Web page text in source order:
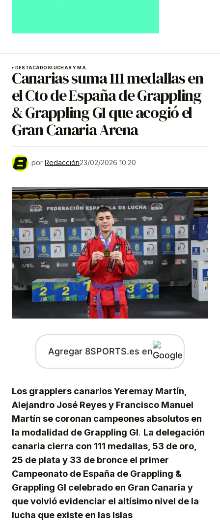
DESTACADOSLUCHAS Y MA
Canarias suma 111 medallas en
el Cto de España de Grappling
& Grappling GI que acogió el
Gran Canaria Arena
por Redacción23/02/2026 10:20
Agregar 8SPORTS.es en
Los grapplers canarios Yeremay Martín,
Alejandro José Reyes y Francisco Manuel
Martín se coronan campeones absolutos en
la modalidad de Grappling GI. La delegación
canaria cierra con 111 medallas, 53 de oro,
25 de plata y 33 de bronce el primer
Campeonato de España de Grappling &
Grappling GI celebrado en Gran Canaria y
que volvió evidenciar el altísimo nivel de la
lucha que existe en las Islas